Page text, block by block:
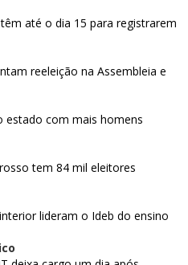
até o dia 15 para registrarem
reeleição na Assembleia e
estado com mais homens
tem 84 mil eleitores
lideram o Ideb do ensino